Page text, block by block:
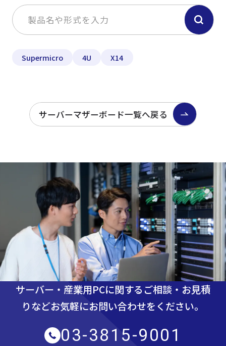
Supermicro 4U X14
サーバーマザーボード一覧へ戻る
サーバー・産業用PCに関するご相談・お見積
りなどお気軽にお問い合わせをください。
03-3815-9001